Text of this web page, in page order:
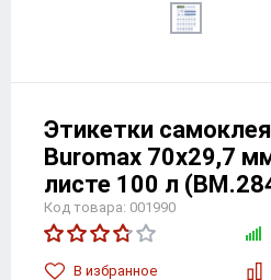
Этикетки
Buromax 70х29,7
листе 100 л
Код товара: 001990
В избранноe